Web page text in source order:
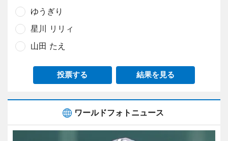
ゆうぎり
星川 リリィ
山田 たえ
投票する 結果を見る
ワールドフォトニュース